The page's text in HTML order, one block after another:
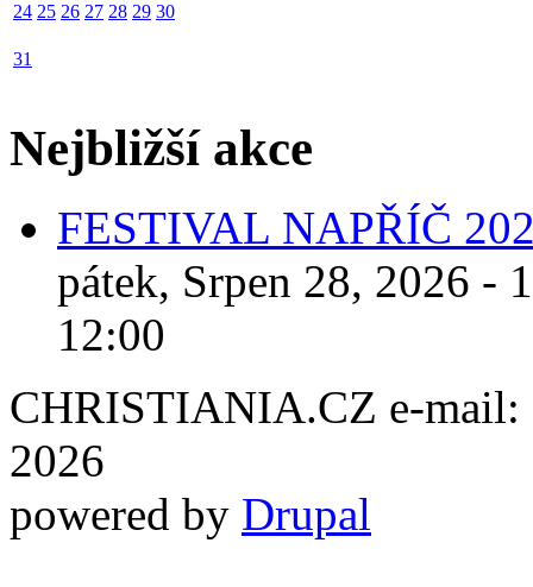
24 25 26 27 28 29 30
31
Nejbližší akce
FESTIVAL NAPŘÍČ
pátek, Srpen 28, 2026 -
12:00
CHRISTIANIA.CZ e-mail:
2026
powered by Drupal